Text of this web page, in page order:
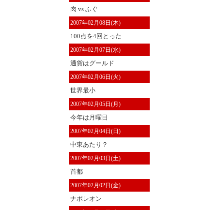
肉 vs ふぐ
2007年02月08日(木)
100点を4回とった
2007年02月07日(水)
通貨はグールド
2007年02月06日(火)
世界最小
2007年02月05日(月)
今年は月曜日
2007年02月04日(日)
中東あたり？
2007年02月03日(土)
首都
2007年02月02日(金)
ナポレオン